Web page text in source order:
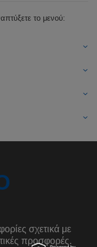
το μενού:
σχετικά με
προσφορές.